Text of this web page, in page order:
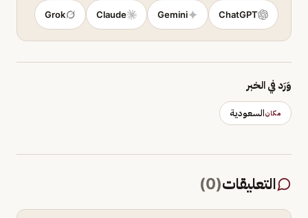
ChatGPT
Gemini
Claude
Grok
وَرَد في الخبر
مكانالسعودية
التعليقات(
0
)